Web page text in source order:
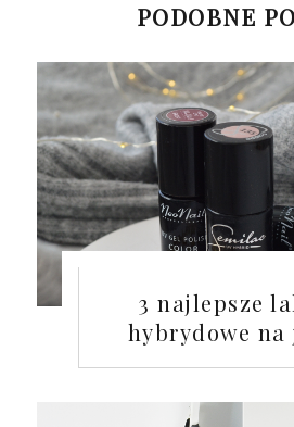
PODOBNE
3 najlepsze
hybrydowe na